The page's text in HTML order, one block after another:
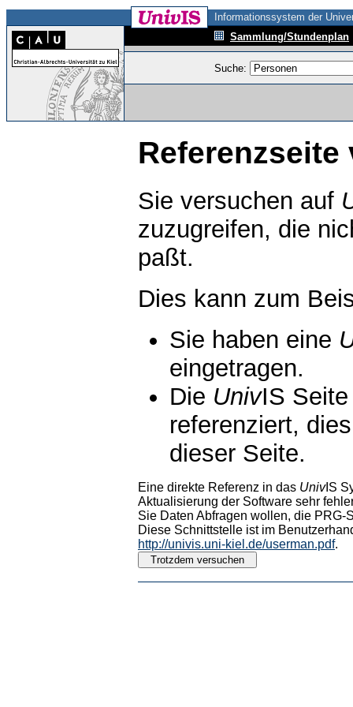
Informationssystem der
Sammlung/Stundenplan
Suche:
Referenzseite
Sie versuchen auf
zuzugreifen, die
paßt.
Dies kann zum
Sie haben eine
eingetragen.
Die UnivIS
referenziert,
dieser Seite.
Eine direkte Referenz in das UnivIS
Aktualisierung der Software sehr
Sie Daten Abfragen wollen, die PRG-
Diese Schnittstelle ist im
http://univis.uni-kiel.de/userman.pdf.